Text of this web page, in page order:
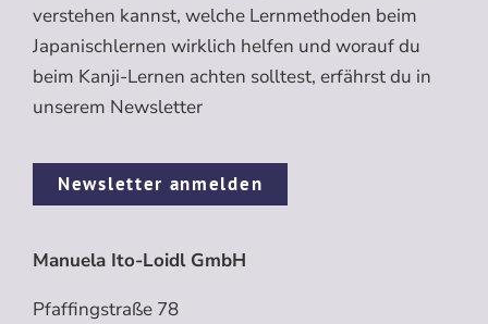
verstehen kannst, welche Lernmethoden beim
Japanischlernen wirklich helfen und worauf du
beim Kanji-Lernen achten solltest, erfährst du in
unserem Newsletter
Newsletter anmelden
Manuela Ito-Loidl GmbH
Pfaffingstraße 78